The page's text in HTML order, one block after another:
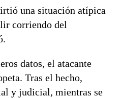
una situación atípica
corriendo del
datos, el atacante
Tras el hecho,
y judicial, mientras se